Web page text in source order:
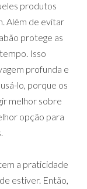
produtos
Além de evitar
protege as
Isso
profunda e
lo, porque os
melhor sobre
opção para
a praticidade
estiver. Então,